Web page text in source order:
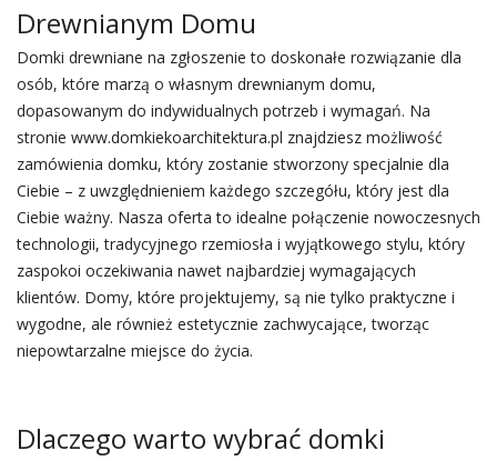
Drewnianym Domu
Domki drewniane na zgłoszenie to doskonałe rozwiązanie dla
osób, które marzą o własnym drewnianym domu,
dopasowanym do indywidualnych potrzeb i wymagań. Na
stronie www.domkiekoarchitektura.pl znajdziesz możliwość
zamówienia domku, który zostanie stworzony specjalnie dla
Ciebie – z uwzględnieniem każdego szczegółu, który jest dla
Ciebie ważny. Nasza oferta to idealne połączenie nowoczesnych
technologii, tradycyjnego rzemiosła i wyjątkowego stylu, który
zaspokoi oczekiwania nawet najbardziej wymagających
klientów. Domy, które projektujemy, są nie tylko praktyczne i
wygodne, ale również estetycznie zachwycające, tworząc
niepowtarzalne miejsce do życia.
Dlaczego warto wybrać domki